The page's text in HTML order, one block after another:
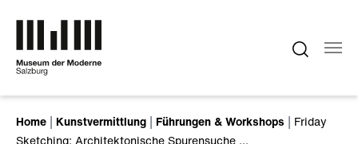
Home Kunstvermittlung Führungen & Workshops
Friday
Sketching: Architektonische Spurensuche …